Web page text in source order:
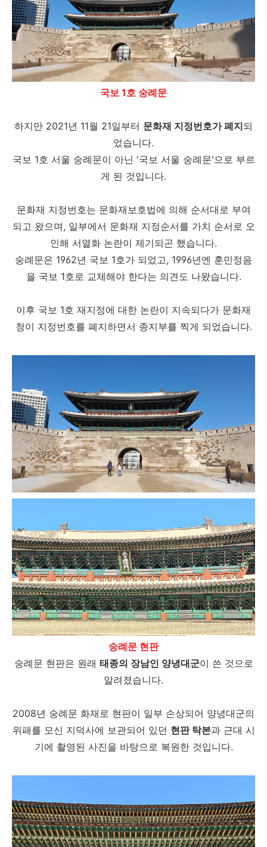
국보 1호 숭례문
하지만 2021년 11월 21일부터 문화재 지정번호가 폐지되
었습니다.
국보 1호 서울 숭례문이 아닌 '국보 서울 숭례문'으로 부르
게 된 것입니다.
문화재 지정번호는 문화재보호법에 의해 순서대로 부여
되고 왔으며, 일부에서 문화재 지정순서를 가치 순서로 오
인해 서열화 논란이 제기되곤 했습니다.
숭례문은 1962년 국보 1호가 되었고, 1996년엔 훈민정음
을 국보 1호로 교체해야 한다는 의견도 나왔습니다.
이후 국보 1호 재지정에 대한 논란이 지속되다가 문화재
청이 지정번호를 폐지하면서 종지부를 찍게 되었습니다.
숭례문 현판
숭례문 현판은 원래 태종의 장남인 양녕대군이 쓴 것으로
알려졌습니다.
2008년 숭례문 화재로 현판이 일부 손상되어 양녕대군의
위패를 모신 지덕사에 보관되어 있던 현판 탁본과 근대 시
기에 촬영된 사진을 바탕으로 복원한 것입니다.